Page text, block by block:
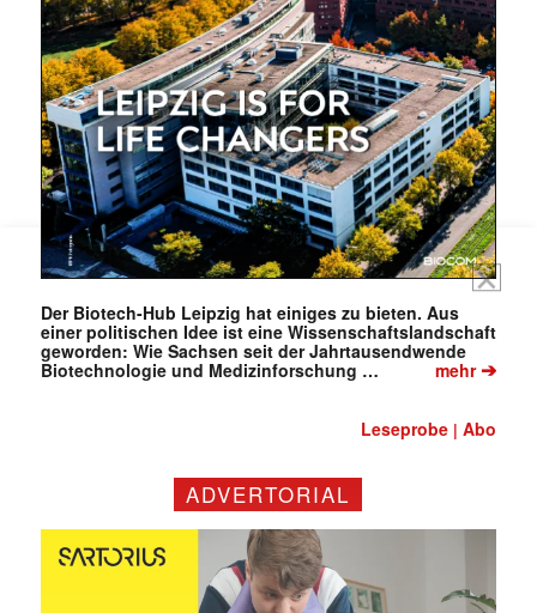
E-
Mail
(erforderlich)
Der Biotech-Hub Leipzig hat einiges zu bieten. Aus
einer politischen Idee ist eine Wissenschaftslandschaft
geworden: Wie Sachsen seit der Jahrtausendwende
Biotechnologie und Medizinforschung …
mehr➔
Leseprobe |Abo
ADVERTORIAL